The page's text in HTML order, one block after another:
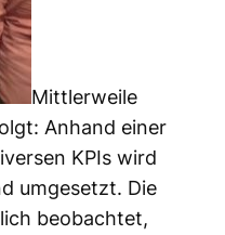
Mittlerweile
Anhand einer
KPIs wird
umgesetzt. Die
beobachtet,